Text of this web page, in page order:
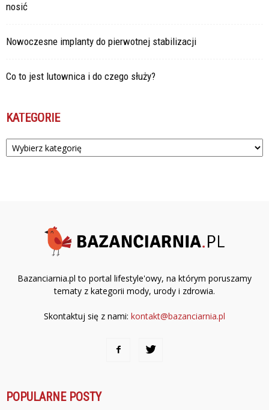
nosić
Nowoczesne implanty do pierwotnej stabilizacji
Co to jest lutownica i do czego służy?
KATEGORIE
Kategorie
Bazanciarnia.pl to portal lifestyle'owy, na którym poruszamy
tematy z kategorii mody, urody i zdrowia.
Skontaktuj się z nami: kontakt@bazanciarnia.pl
POPULARNE POSTY